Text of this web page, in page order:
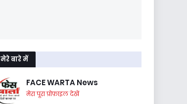
मेरे बारे में
FACE WARTA News
मेरा पूरा प्रोफ़ाइल देखें